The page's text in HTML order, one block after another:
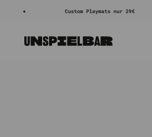
Custom Playmats nur 29€
Unspielbar